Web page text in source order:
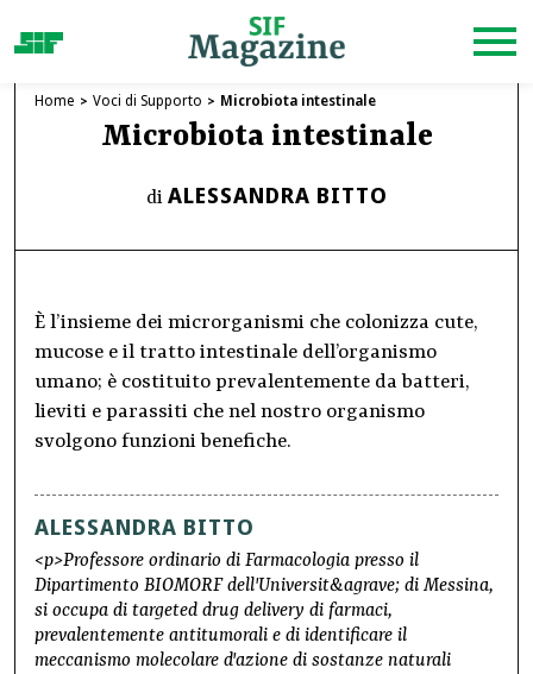
Home Voci di Supporto Microbiota intestinale
Microbiota intestinale
di ALESSANDRA BITTO
È l’insieme dei microrganismi che colonizza cute,
mucose e il tratto intestinale dell’organismo
umano; è costituito prevalentemente da batteri,
lieviti e parassiti che nel nostro organismo
svolgono funzioni benefiche.
ALESSANDRA BITTO
<p>Professore ordinario di Farmacologia presso il
Dipartimento BIOMORF dell'Universit&agrave; di Messina,
si occupa di targeted drug delivery di farmaci,
prevalentemente antitumorali e di identificare il
meccanismo molecolare d'azione di sostanze naturali